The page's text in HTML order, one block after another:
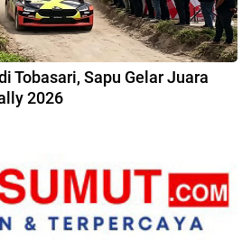
Tobasari, Sapu Gelar Juara
2026